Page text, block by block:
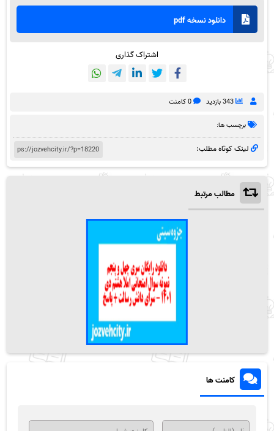
دانلود نسخه pdf
اشتراک گذاری
343 بازدید 0 کامنت
برچسب ها:
لینک کوتاه مطلب:
مطالب مرتبط
کامنت ها